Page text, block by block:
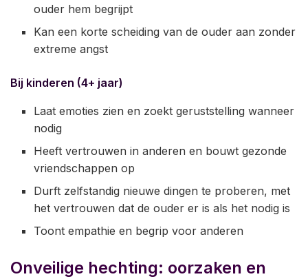
ouder hem begrijpt
Kan een korte scheiding van de ouder aan zonder
extreme angst
Bij kinderen (4+ jaar)
Laat emoties zien en zoekt geruststelling wanneer
nodig
Heeft vertrouwen in anderen en bouwt gezonde
vriendschappen op
Durft zelfstandig nieuwe dingen te proberen, met
het vertrouwen dat de ouder er is als het nodig is
Toont empathie en begrip voor anderen
Onveilige hechting: oorzaken en